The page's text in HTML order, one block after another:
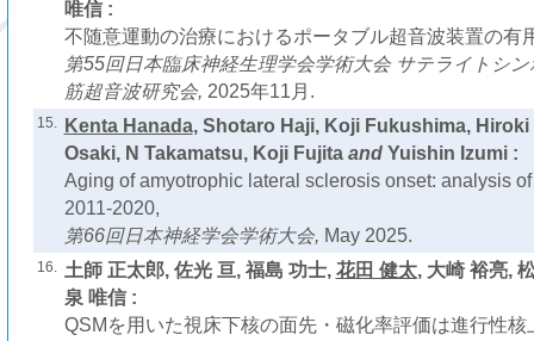
唯信 :
不随意運動の治療におけるポータブル超音波装置の有
第55回日本臨床神経生理学会学術大会 サテライトシ
筋超音波研究会, 2025年11月.
15. Kenta Hanada, Shotaro Haji, Koji Fukushima, Hiroki
Osaki, N Takamatsu, Koji Fujitaand Yuishin Izumi :
Aging of amyotrophic lateral sclerosis onset: analysis
2011-2020,
第66回日本神経学会学術大会, May 2025.
16. 土師 正太郎, 佐光 亘, 福島 功士, 花田 健太, 大崎 裕亮,
泉 唯信 :
QSMを用いた視床下核の面先・磁化率評価は進行性